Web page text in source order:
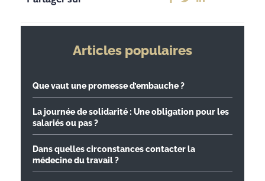
Articles populaires
Que vaut une promesse d’embauche ?
La journée de solidarité : Une obligation pour les
salariés ou pas ?
Dans quelles circonstances contacter la
médecine du travail ?